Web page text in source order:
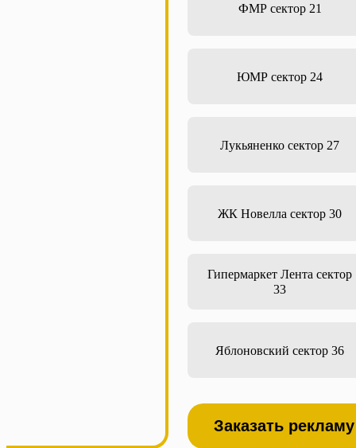
ФМР сектор 21
ЮМР сектор 24
Лукьяненко сектор 27
ЖК Новелла сектор 30
Гипермаркет Лента сектор
33
Яблоновский сектор 36
Заказать